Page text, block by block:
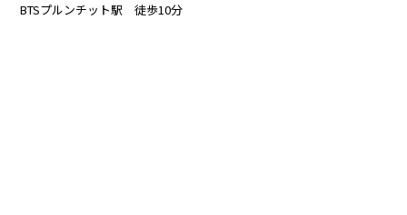
BTSプルンチット駅 徒歩10分